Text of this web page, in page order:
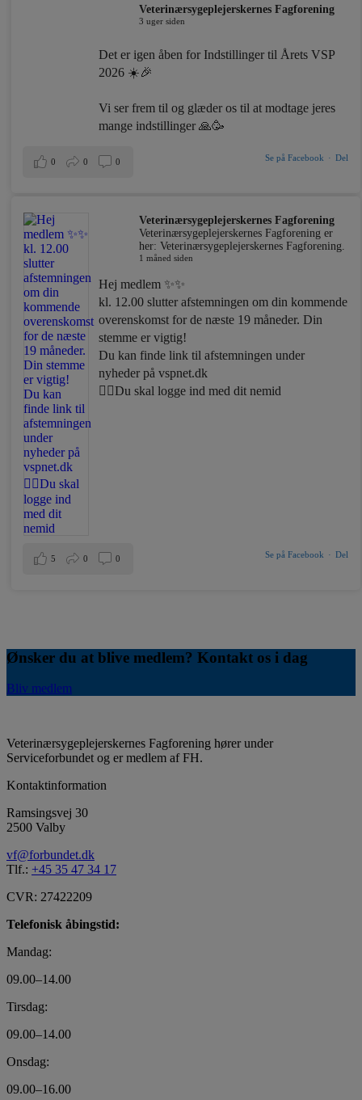
Veterinærsygeplejerskernes Fagforening
3 uger siden
Det er igen åben for Indstillinger til Årets VSP
2026 ☀️🎉
Vi ser frem til og glæder os til at modtage jeres
mange indstillinger 🙏🥳
Se på Facebook · Del
0 0 0
Veterinærsygeplejerskernes Fagforening
Veterinærsygeplejerskernes Fagforening er
her: Veterinærsygeplejerskernes Fagforening.
1 måned siden
Hej medlem ✨✨
kl. 12.00 slutter afstemningen om din kommende
overenskomst for de næste 19 måneder. Din
stemme er vigtig!
Du kan finde link til afstemningen under
nyheder på vspnet.dk
☝🏼Du skal logge ind med dit nemid
Se på Facebook · Del
5 0 0
Ønsker du at blive medlem? Kontakt os i dag
Bliv medlem
Veterinærsygeplejerskernes Fagforening hører under
Serviceforbundet og er medlem af FH.
Kontaktinformation
Ramsingsvej 30
2500 Valby
vf@forbundet.dk
Tlf.: +45 35 47 34 17
CVR: 27422209
Telefonisk åbingstid:
Mandag:
09.00–14.00
Tirsdag:
09.00–14.00
Onsdag:
09.00–16.00